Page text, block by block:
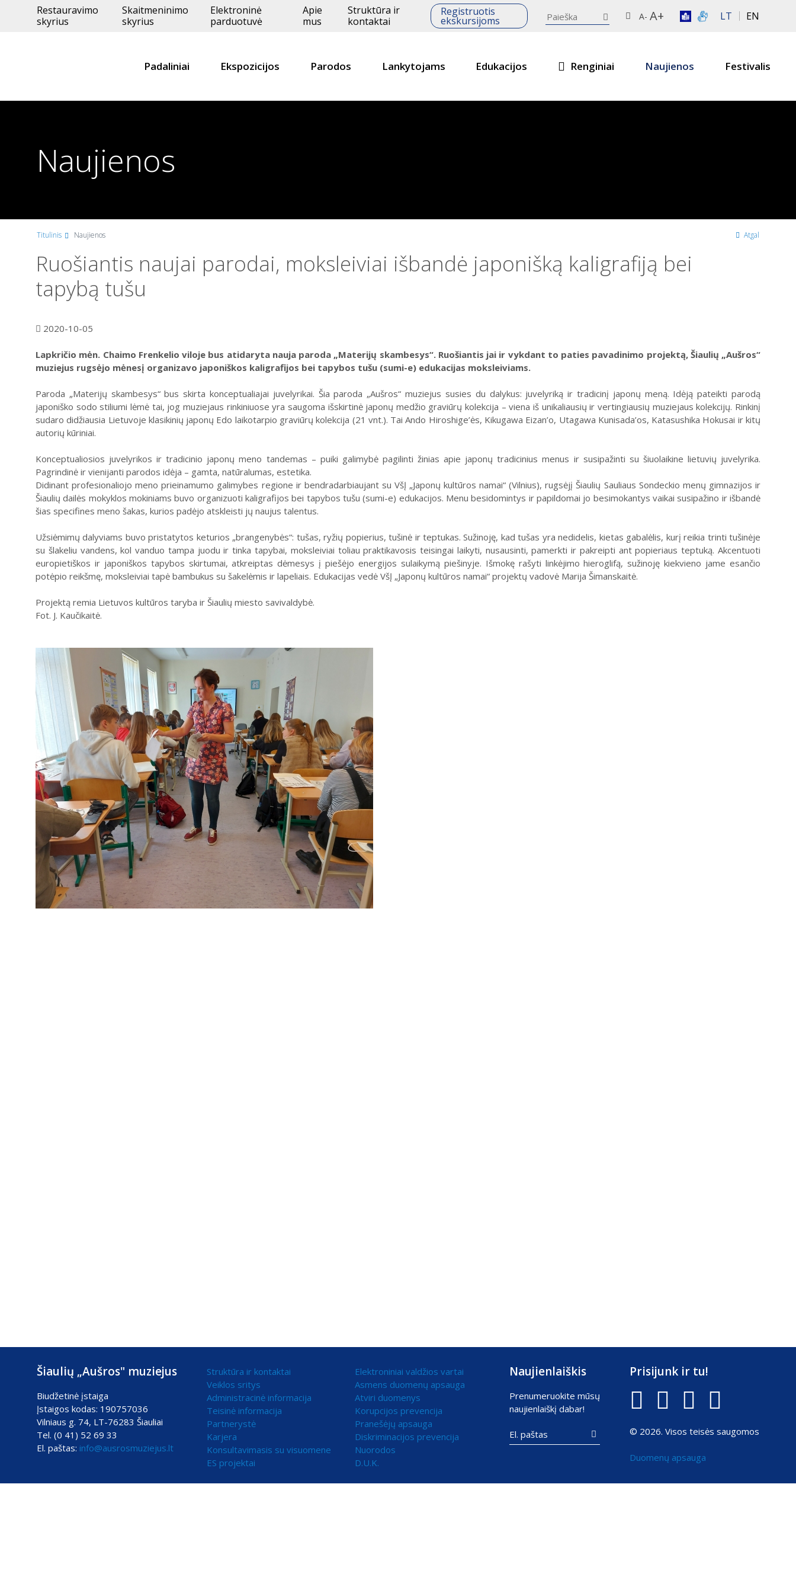
Restauravimo
skyrius
Skaitmeninimo
skyrius
Elektroninė
parduotuvė
Apie
mus
Struktūra ir
kontaktai
Registruotis
ekskursijoms A- A+ LT EN
Padaliniai Ekspozicijos Parodos Lankytojams Edukacijos Renginiai Naujienos Festivalis
Naujienos
Titulinis Naujienos Atgal
Ruošiantis naujai parodai, moksleiviai išbandė japonišką kaligrafiją bei
tapybą tušu
2020-10-05
Lapkričio mėn. Chaimo Frenkelio viloje bus atidaryta nauja paroda „Materijų skambesys“. Ruošiantis jai ir vykdant to paties pavadinimo projektą, Šiaulių „Aušros“
muziejus rugsėjo mėnesį organizavo japoniškos kaligrafijos bei tapybos tušu (sumi-e) edukacijas moksleiviams.
Paroda „Materijų skambesys“ bus skirta konceptualiajai juvelyrikai. Šia paroda „Aušros“ muziejus susies du dalykus: juvelyriką ir tradicinį japonų meną. Idėją pateikti parodą
japoniško sodo stiliumi lėmė tai, jog muziejaus rinkiniuose yra saugoma išskirtinė japonų medžio graviūrų kolekcija – viena iš unikaliausių ir vertingiausių muziejaus kolekcijų. Rinkinį
sudaro didžiausia Lietuvoje klasikinių japonų Edo laikotarpio graviūrų kolekcija (21 vnt.). Tai Ando Hiroshige’ės, Kikugawa Eizan’o, Utagawa Kunisada’os, Katasushika Hokusai ir kitų
autorių kūriniai.
Konceptualiosios juvelyrikos ir tradicinio japonų meno tandemas – puiki galimybė pagilinti žinias apie japonų tradicinius menus ir susipažinti su šiuolaikine lietuvių juvelyrika.
Pagrindinė ir vienijanti parodos idėja – gamta, natūralumas, estetika.
Didinant profesionaliojo meno prieinamumo galimybes regione ir bendradarbiaujant su VšĮ „Japonų kultūros namai“ (Vilnius), rugsėjį Šiaulių Sauliaus Sondeckio menų gimnazijos ir
Šiaulių dailės mokyklos mokiniams buvo organizuoti kaligrafijos bei tapybos tušu (sumi-e) edukacijos. Menu besidomintys ir papildomai jo besimokantys vaikai susipažino ir išbandė
šias specifines meno šakas, kurios padėjo atskleisti jų naujus talentus.
Užsiėmimų dalyviams buvo pristatytos keturios „brangenybės“: tušas, ryžių popierius, tušinė ir teptukas. Sužinoję, kad tušas yra nedidelis, kietas gabalėlis, kurį reikia trinti tušinėje
su šlakeliu vandens, kol vanduo tampa juodu ir tinka tapybai, moksleiviai toliau praktikavosis teisingai laikyti, nusausinti, pamerkti ir pakreipti ant popieriaus teptuką. Akcentuoti
europietiškos ir japoniškos tapybos skirtumai, atkreiptas dėmesys į piešėjo energijos sulaikymą piešinyje. Išmokę rašyti linkėjimo hieroglifą, sužinoję kiekvieno jame esančio
potėpio reikšmę, moksleiviai tapė bambukus su šakelėmis ir lapeliais. Edukacijas vedė VšĮ „Japonų kultūros namai“ projektų vadovė Marija Šimanskaitė.
Projektą remia Lietuvos kultūros taryba ir Šiaulių miesto savivaldybė.
Fot. J. Kaučikaitė.
Šiaulių „Aušros" muziejus
Biudžetinė įstaiga
Įstaigos kodas: 190757036
Vilniaus g. 74, LT-76283 Šiauliai
Tel. (0 41) 52 69 33
El. paštas: info@ausrosmuziejus.lt
Struktūra ir kontaktai
Veiklos sritys
Administracinė informacija
Teisinė informacija
Partnerystė
Karjera
Konsultavimasis su visuomene
ES projektai
Elektroniniai valdžios vartai
Asmens duomenų apsauga
Atviri duomenys
Korupcijos prevencija
Pranešėjų apsauga
Diskriminacijos prevencija
Nuorodos
D.U.K.
Naujienlaiškis
Prenumeruokite mūsų
naujienlaiškį dabar!

Prisijunk ir tu!
© 2026. Visos teisės saugomos
Duomenų apsauga